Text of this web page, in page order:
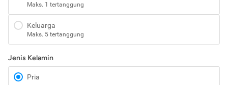
Maks. 1 tertanggung
Keluarga
Maks. 5 tertanggung
Jenis Kelamin
Pria